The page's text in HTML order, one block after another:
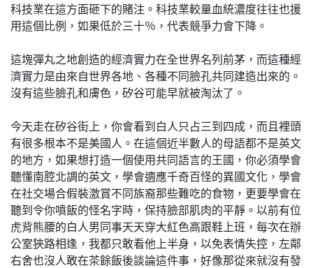
科技業在這方面砸下的賭注。科技業較量血統濃度往往也援
用這個比例，如果低於三十％，代表競爭力會下降。
這塊彈丸之地創造的經濟實力在全世界名列前茅，而這種經
濟實力是由來自世界各地、各種不同臉孔共同建造出來的。
沒有這些臉孔和膚色，矽谷可能早就被淘汰了。
今天走在矽谷街上，你會看到白人只占三到四成，而且裡頭
有很多根本不是美國人。在這個近半數人的母語都不是英文
的地方，如果想打造一個使用共同語言的王國，你必須學會
聽懂南腔北調的英文，學會適應千奇百怪的異國文化，學會
在社交場合假裝激賞不同族裔那些難吃的食物，更要學會在
聽到令你噴飯的怪名字時，保持臉部肌肉的平靜。以前有位
虎背熊腰的白人男同事天天穿大紅色高跟鞋上班，每次在辦
公室狹路相逢，我都只敢看他上半身，以免表情失控，左鄰
右舍也沒人敢在茶餘飯後談論這件事，好像那從來就沒有發